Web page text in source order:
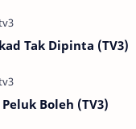
Tak Dipinta (TV3)
Boleh (TV3)